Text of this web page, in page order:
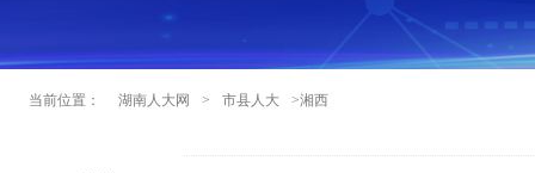
当前位置： 湖南人大网 > 市县人大 >湘西